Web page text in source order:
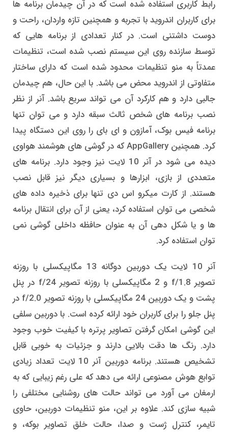
رابط کاربری استفاده شده است که در آن چیدمان برنامه ها
برای کاربران اندروید با تجربه و همچنین تازه واردان، راحت و
دوست داشتنی است. در کنار تعدادی از برنامه هایی که
توسط سازنده روی این سیستم نصب شده است، تنظیمات
عمدتاً به منو تنظیمات محدود شده است که دارای ساختار
متفاوتی از اندروید محض می باشد. با این حال، هم چیدمان
جالبی دارد و هم کارکرد آن می تواند سریع باشد. آنر از نظر
نصب برنامه های شخص ثالث سبقه دارد و می توان تنها
برنامه فیس بوک، آمازون و ای بای را روی این دستگاه پیدا
کرد. همچنین AppGallery که در گوشی های هوشمند هواوی
دیده می شود در آنر 10 لایت نیز وجود دارد. برنامه های
متعددی از بازی، ابزارها و بسیاری دیگر نیز قابل نصب
هستند. از کارت میکرو اس دی تنها برای ذخیره داده های
شخصی می توان استفاده کرد، یعنی از آن برای انتقال برنامه
ها و یا شکل دهی آن به عنوان حافظه داخلی گوشی نمی
توان استفاده کرد.
آنر 10 لایت یک دوربین دوگانه 13 مگاپیکسلی با روزنه
تصویر f/1.8 و 2 مگاپیکسلی با روزنه تصویر f/24 در پنل
پشت و یک دوربین 24 مگاپیکسلی با روزنه تصویر f/2.0 در
پنل جلو را برای کاربران خود ارائه کرده است. با دوربین سلفی
این گوشی امکان گرفتن تصاویر پرتره با کیفیت خوب وجود
دارد. رنگ ها دقت بالایی دارند و جزئیات به خوبی قابل
تشخیص هستند. برنامه دوربین آنر 10 لایت تعداد زیادی
توابع هوش مصنوعی ارائه می دهد که علی رغم زیبایی که به
ارمغان می آورد می تواند حالت های روشنایی مختلفی را
شبیه سازی کند. علاوه بر این، منو تنظیمات دوربین، حاوی
تایمر، کنترل ژست و صدا، حالت خلق تصاویر بوکه، و